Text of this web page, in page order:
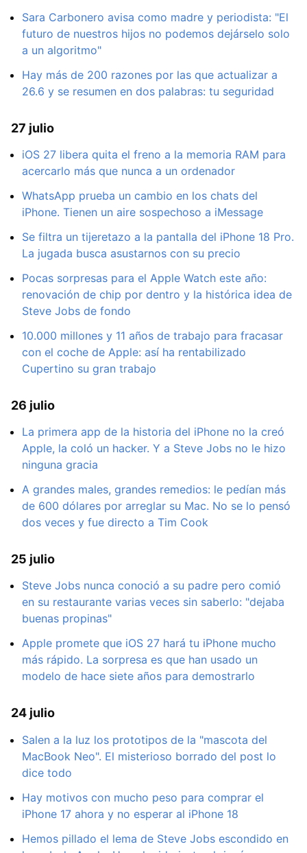
Sara Carbonero avisa como madre y periodista: "El
futuro de nuestros hijos no podemos dejárselo solo
a un algoritmo"
Hay más de 200 razones por las que actualizar a
26.6 y se resumen en dos palabras: tu seguridad
27 julio
iOS 27 libera quita el freno a la memoria RAM para
acercarlo más que nunca a un ordenador
WhatsApp prueba un cambio en los chats del
iPhone. Tienen un aire sospechoso a iMessage
Se filtra un tijeretazo a la pantalla del iPhone 18 Pro.
La jugada busca asustarnos con su precio
Pocas sorpresas para el Apple Watch este año:
renovación de chip por dentro y la histórica idea de
Steve Jobs de fondo
10.000 millones y 11 años de trabajo para fracasar
con el coche de Apple: así ha rentabilizado
Cupertino su gran trabajo
26 julio
La primera app de la historia del iPhone no la creó
Apple, la coló un hacker. Y a Steve Jobs no le hizo
ninguna gracia
A grandes males, grandes remedios: le pedían más
de 600 dólares por arreglar su Mac. No se lo pensó
dos veces y fue directo a Tim Cook
25 julio
Steve Jobs nunca conoció a su padre pero comió
en su restaurante varias veces sin saberlo: "dejaba
buenas propinas"
Apple promete que iOS 27 hará tu iPhone mucho
más rápido. La sorpresa es que han usado un
modelo de hace siete años para demostrarlo
24 julio
Salen a la luz los prototipos de la "mascota del
MacBook Neo". El misterioso borrado del post lo
dice todo
Hay motivos con mucho peso para comprar el
iPhone 17 ahora y no esperar al iPhone 18
Hemos pillado el lema de Steve Jobs escondido en